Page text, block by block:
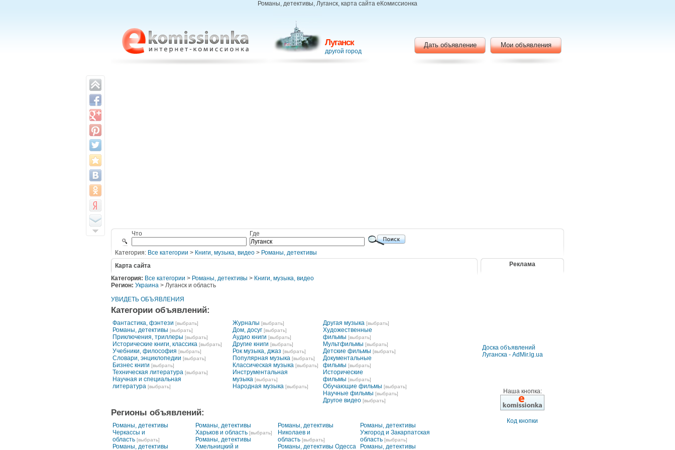
Романы, детективы, Луганск, карта сайта еКомиссионка
Луганск
другой город
Дать объявление Мои объявления
Что Где
Категория: Все категории > Книги, музыка, видео > Романы, детективы
Карта сайта
Категория: Все категории > Романы, детективы > Книги, музыка, видео
Регион: Украина > Луганск и область
УВИДЕТЬ ОБЪЯВЛЕНИЯ
Категории объявлений:
Фантастика, фэнтези [выбрать]
Романы, детективы [выбрать]
Приключения, триллеры [выбрать]
Исторические книги, классика [выбрать]
Учебники, философия [выбрать]
Словари, энциклопедии [выбрать]
Бизнес книги [выбрать]
Техническая литература [выбрать]
Научная и специальная
литература [выбрать]
Журналы [выбрать]
Дом, досуг [выбрать]
Аудио книги [выбрать]
Другие книги [выбрать]
Рок музыка, джаз [выбрать]
Популярная музыка [выбрать]
Классическая музыка [выбрать]
Инструментальная
музыка [выбрать]
Народная музыка [выбрать]
Другая музыка [выбрать]
Художественные
фильмы [выбрать]
Мультфильмы [выбрать]
Детские фильмы [выбрать]
Документальные
фильмы [выбрать]
Исторические
фильмы [выбрать]
Обучающие фильмы [выбрать]
Научные фильмы [выбрать]
Другое видео [выбрать]
Регионы объявлений:
Романы, детективы
Черкассы и
область [выбрать]
Романы, детективы
Романы, детективы
Харьков и область [выбрать]
Романы, детективы
Хмельницкий и
Романы, детективы
Николаев и
область [выбрать]
Романы, детективы Одесса
Романы, детективы
Ужгород и Закарпатская
область [выбрать]
Романы, детективы
Реклама
Доска объявлений
Луганска - AdMir.lg.ua
Наша кнопка:
Код кнопки